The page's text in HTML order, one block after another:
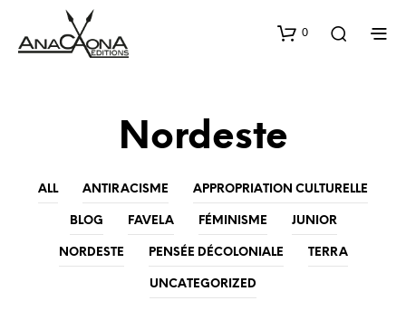
0
Nordeste
ALL ANTIRACISME APPROPRIATION CULTURELLE
BLOG FAVELA FÉMINISME JUNIOR
NORDESTE PENSÉE DÉCOLONIALE TERRA
UNCATEGORIZED